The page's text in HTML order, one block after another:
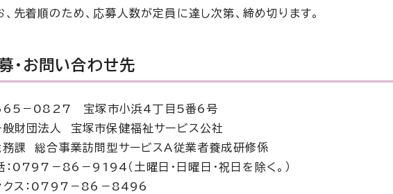
、先着順のため、応募人数が定員に達し次第、締め切ります。
・お問い合わせ先
－0827 宝塚市小浜4丁目5番6号
財団法人 宝塚市保健福祉サービス公社
課 総合事業訪問型サービスA従業者養成研修係
：0797－86－9194（土曜日・日曜日・祝日を除く。）
クス：0797－86－8496